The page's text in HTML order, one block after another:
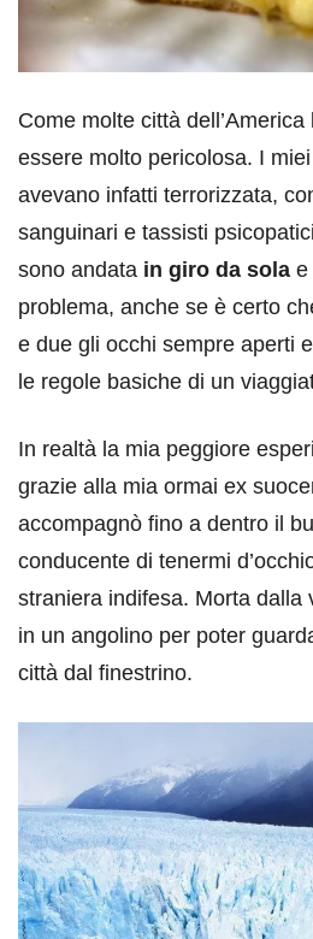
Come molte città
essere molto pericolosa. I
avevano infatti terrorizzata,
sanguinari e tassisti
sono andata in giro da sola e
problema, anche se è certo
e due gli occhi sempre aperti
le regole basiche di un
In realtà la mia peggiore
grazie alla mia ormai ex
accompagnò fino a dentro il
conducente di tenermi
straniera indifesa. Morta dalla
in un angolino per poter
città dal finestrino.